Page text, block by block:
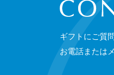
CONTACT
ギフトにご質
お電話または